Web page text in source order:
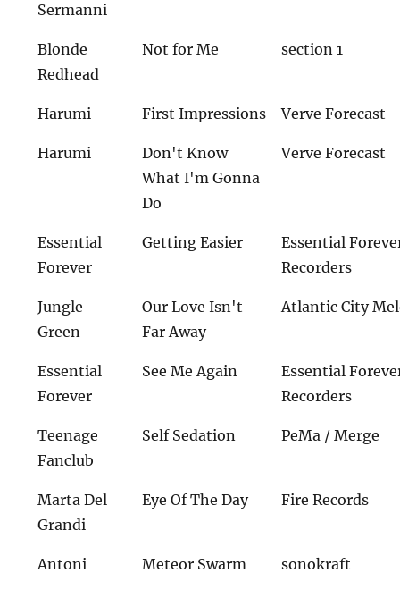
Sermanni
Blonde
Redhead
Not for Me section 1
Harumi First Impressions Verve Forecast
Harumi
Don't Know
What I'm Gonna
Do
Verve Forecast
Essential
Forever
Getting Easier
Essential
Recorders
Jungle
Green
Our Love Isn't
Far Away
Atlantic City
Essential
Forever
See Me Again
Essential
Recorders
Teenage
Fanclub
Self Sedation PeMa / Merge
Marta Del
Grandi
Eye Of The Day Fire Records
Antoni Meteor Swarm sonokraft